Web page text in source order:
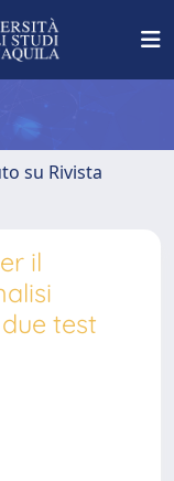
su Rivista
il
test